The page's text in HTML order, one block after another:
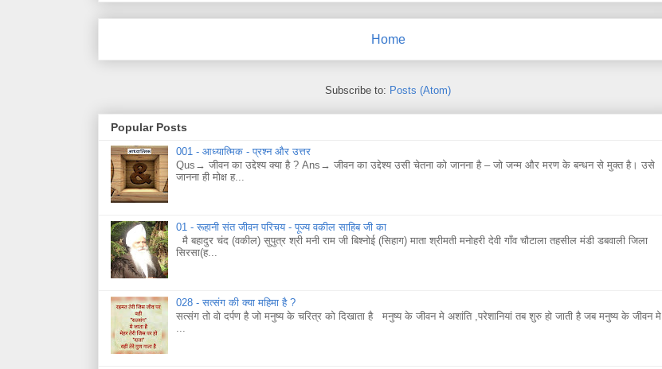
Home
Subscribe to: Posts (Atom)
Popular Posts
001 - आध्यात्मिक - प्रश्न और उत्तर
Qus→ जीवन का उद्देश्य क्या है ? Ans→ जीवन का उद्देश्य उसी चेतना को जानना है – जो जन्म और मरण के बन्धन से मुक्त है। उसे
जानना ही मोक्ष ह...
01 - रूहानी संत जीवन परिचय - पूज्य वकील साहिब जी का
मै बहादुर चंद (वकील) सुपुत्र श्री मनी राम जी बिश्नोई (सिहाग) माता श्रीमती मनोहरी देवी गाँव चौटाला तहसील मंडी डबवाली जिला
सिरसा(ह...
028 - सत्संग की क्या महिमा है ?
सत्संग तो वो दर्पण है जो मनुष्य के चरित्र को दिखाता है मनुष्य के जीवन मे अशांति ,परेशानियां तब शुरु हो जाती है जब मनुष्य के जीवन मे
...